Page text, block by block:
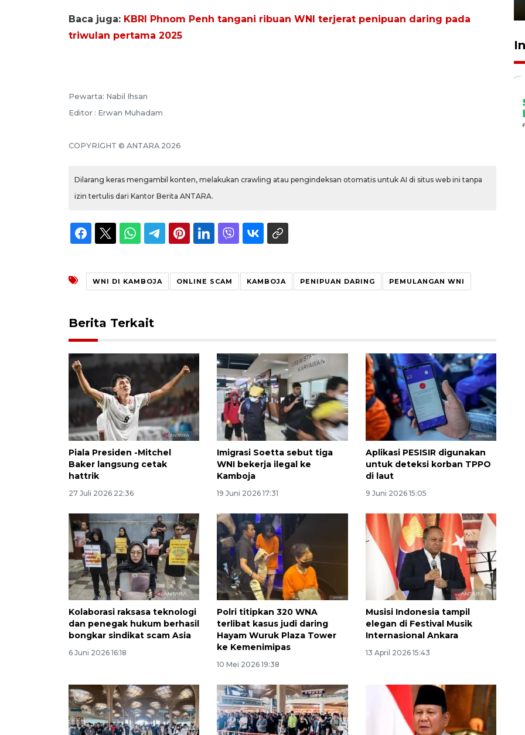
Baca juga: KBRI Phnom Penh tangani ribuan WNI terjerat penipuan daring pada
triwulan pertama 2025
Pewarta: Nabil Ihsan
Editor : Erwan Muhadam
COPYRIGHT © ANTARA 2026
Dilarang keras mengambil konten, melakukan crawling atau pengindeksan otomatis untuk AI di situs web ini tanpa
izin tertulis dari Kantor Berita ANTARA.
WNI DI KAMBOJA ONLINE SCAM KAMBOJA PENIPUAN DARING PEMULANGAN WNI
Berita Terkait
Piala Presiden -Mitchel
Baker langsung cetak
hattrik
27 Juli 2026 22:36
Imigrasi Soetta sebut tiga
WNI bekerja ilegal ke
Kamboja
19 Juni 2026 17:31
Aplikasi PESISIR digunakan
untuk deteksi korban TPPO
di laut
9 Juni 2026 15:05
Kolaborasi raksasa teknologi
dan penegak hukum berhasil
bongkar sindikat scam Asia
6 Juni 2026 16:18
Polri titipkan 320 WNA
terlibat kasus judi daring
Hayam Wuruk Plaza Tower
ke Kemenimipas
10 Mei 2026 19:38
Musisi Indonesia tampil
elegan di Festival Musik
Internasional Ankara
13 April 2026 15:43
Awas penipuan berbasis AI
2026-08-07 13:45:00